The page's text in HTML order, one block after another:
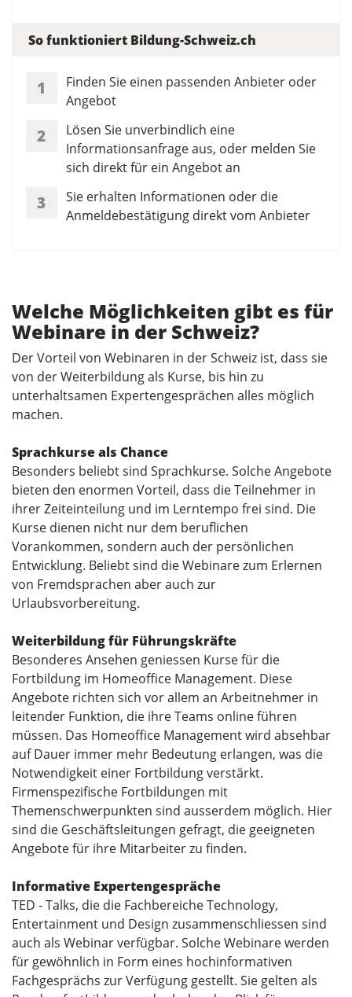
Welche Möglichkeiten gibt es für
Webinare in der Schweiz?
Der Vorteil von Webinaren in der Schweiz ist, dass sie
von der Weiterbildung als Kurse, bis hin zu
unterhaltsamen Expertengesprächen alles möglich
machen.
Sprachkurse als Chance
Besonders beliebt sind Sprachkurse. Solche Angebote
bieten den enormen Vorteil, dass die Teilnehmer in
ihrer Zeiteinteilung und im Lerntempo frei sind. Die
Kurse dienen nicht nur dem beruflichen
Vorankommen, sondern auch der persönlichen
Entwicklung. Beliebt sind die Webinare zum Erlernen
von Fremdsprachen aber auch zur
Urlaubsvorbereitung.
Weiterbildung für Führungskräfte
Besonderes Ansehen geniessen Kurse für die
Fortbildung im Homeoffice Management. Diese
Angebote richten sich vor allem an Arbeitnehmer in
leitender Funktion, die ihre Teams online führen
müssen. Das Homeoffice Management wird absehbar
auf Dauer immer mehr Bedeutung erlangen, was die
Notwendigkeit einer Fortbildung verstärkt.
Firmenspezifische Fortbildungen mit
Themenschwerpunkten sind ausserdem möglich. Hier
sind die Geschäftsleitungen gefragt, die geeigneten
Angebote für ihre Mitarbeiter zu finden.
Informative Expertengespräche
TED - Talks, die die Fachbereiche Technology,
Entertainment und Design zusammenschliessen sind
auch als Webinar verfügbar. Solche Webinare werden
für gewöhnlich in Form eines hochinformativen
Fachgesprächs zur Verfügung gestellt. Sie gelten als
So funktioniert Bildung-Schweiz.ch
1
Finden Sie einen passenden Anbieter oder
Angebot
2
Lösen Sie unverbindlich eine
Informationsanfrage aus, oder melden Sie
sich direkt für ein Angebot an
3
Sie erhalten Informationen oder die
Anmeldebestätigung direkt vom Anbieter